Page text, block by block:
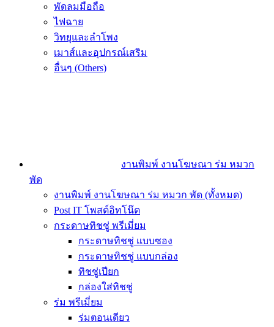
พัดลมมือถือ
ไฟฉาย
วิทยุและลำโพง
เมาส์และอุปกรณ์เสริม
อื่นๆ (Others)
งานพิมพ์ งานโฆษณา ร่ม หมวก
พัด
งานพิมพ์ งานโฆษณา ร่ม หมวก พัด (ทั้งหมด)
Post IT โพสต์อิทโน๊ต
กระดาษทิชชู่ พรีเมี่ยม
กระดาษทิชชู่ แบบซอง
กระดาษทิชชู่ แบบกล่อง
ทิชชู่เปียก
กล่องใส่ทิชชู่
ร่ม พรีเมี่ยม
ร่มตอนเดียว